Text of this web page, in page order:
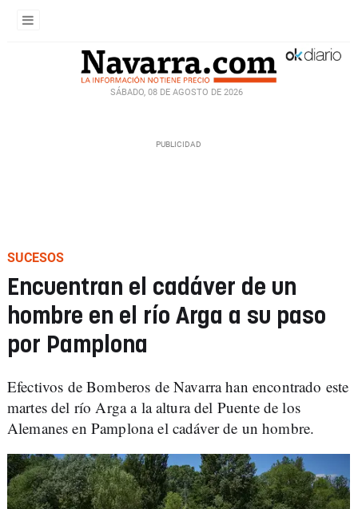
SÁBADO, 08 DE AGOSTO DE 2026
SUCESOS
Encuentran el cadáver de un
hombre en el río Arga a su paso
por Pamplona
Efectivos de Bomberos de Navarra han encontrado este
martes del río Arga a la altura del Puente de los
Alemanes en Pamplona el cadáver de un hombre.